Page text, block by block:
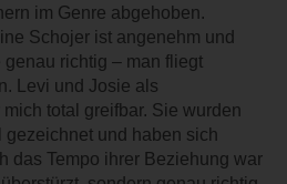
im Genre abgehoben.
Schojer ist angenehm und
richtig – man fliegt
Levi und Josie als
total greifbar. Sie wurden
gezeichnet und haben sich
das Tempo ihrer Beziehung war